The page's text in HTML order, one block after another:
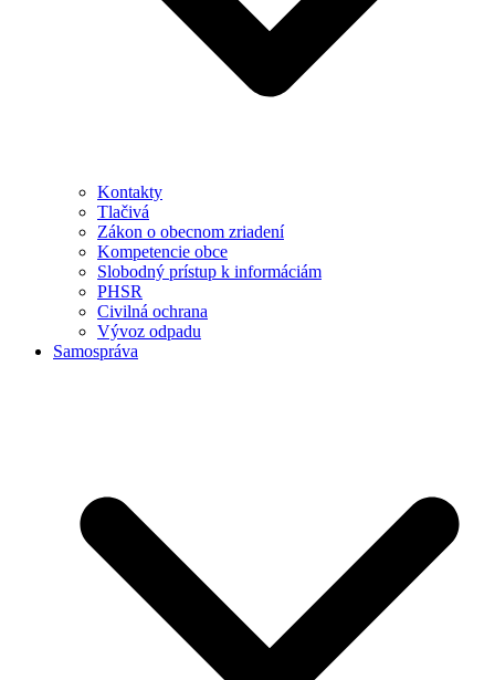
Kontakty
Tlačivá
Zákon o obecnom zriadení
Kompetencie obce
Slobodný prístup k informáciám
PHSR
Civilná ochrana
Vývoz odpadu
Samospráva